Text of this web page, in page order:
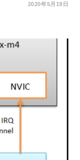
2020年5月19日